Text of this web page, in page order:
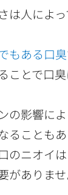
は人によ
もある口臭
とで口臭
の影響に
ることもあ
のニオイは
がありませ